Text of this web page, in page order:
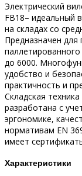
Электрический
FB18– идеальный
на складах со
Предназначен
до 6000.
удобство и
практичность и
Складская
разработана с
эргономике,
нормативам EN
имеет
Характеристики